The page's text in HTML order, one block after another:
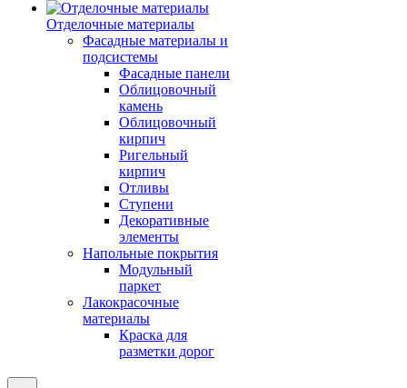
Отделочные материалы
Фасадные материалы и
подсистемы
Фасадные панели
Облицовочный
камень
Облицовочный
кирпич
Ригельный
кирпич
Отливы
Ступени
Декоративные
элементы
Напольные покрытия
Модульный
паркет
Лакокрасочные
материалы
Краска для
разметки дорог